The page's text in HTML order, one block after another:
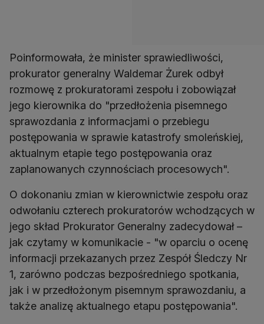
Poinformowała, że minister sprawiedliwości,
prokurator generalny Waldemar Żurek odbył
rozmowę z prokuratorami zespołu i zobowiązał
jego kierownika do "przedłożenia pisemnego
sprawozdania z informacjami o przebiegu
postępowania w sprawie katastrofy smoleńskiej,
aktualnym etapie tego postępowania oraz
zaplanowanych czynnościach procesowych".
O dokonaniu zmian w kierownictwie zespołu oraz
odwołaniu czterech prokuratorów wchodzących w
jego skład Prokurator Generalny zadecydował –
jak czytamy w komunikacie - "w oparciu o ocenę
informacji przekazanych przez Zespół Śledczy Nr
1, zarówno podczas bezpośredniego spotkania,
jak i w przedłożonym pisemnym sprawozdaniu, a
także analizę aktualnego etapu postępowania".